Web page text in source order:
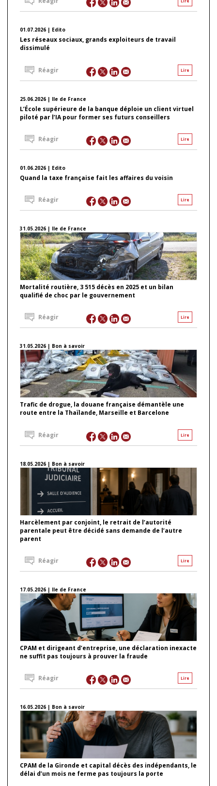
01.07.2026 | Edito
Les réseaux sociaux, grands exploiteurs de travail
dissimulé
Lire
Réagir
25.06.2026 | Ile de France
L’École supérieure de la banque déploie un client virtuel
piloté par l’IA pour former ses futurs conseillers
Lire
Réagir
01.06.2026 | Edito
Quand la taxe française fait les affaires du voisin
Lire
Réagir
31.05.2026 | Ile de France
Mortalité routière, 3 515 décès en 2025 et un bilan
qualifié de choc par le gouvernement
Lire
Réagir
31.05.2026 | Bon à savoir
Trafic de drogue, la douane française démantèle une
route entre la Thaïlande, Marseille et Barcelone
Lire
Réagir
18.05.2026 | Bon à savoir
Harcèlement par conjoint, le retrait de l’autorité
parentale peut être décidé sans demande de l’autre
parent
Lire
Réagir
17.05.2026 | Ile de France
CPAM et dirigeant d’entreprise, une déclaration inexacte
ne suffit pas toujours à prouver la fraude
Lire
Réagir
16.05.2026 | Bon à savoir
CPAM de la Gironde et capital décès des indépendants, le
délai d’un mois ne ferme pas toujours la porte